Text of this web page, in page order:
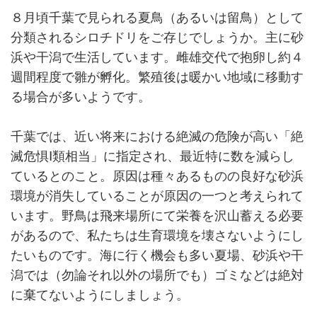
８月頃千葉で見られる夏鳥（あるいは留鳥）として
分類されるシロチドリをご存じでしょうか。主に砂
浜や干潟で生活しています。雌雄交代で抱卵し約４
週間程度で雛が孵化。繁殖後は暖かい地域に移動す
る場合が多いようです。
千葉では、近い将来における絶滅の危険が高い「絶
滅危惧Ⅰ類相当」に指定され、最近特に数を減らし
ているとのこと。原因は種々あるものの良好な砂浜
環境が消失していることが原因の一つと考えられて
います。野鳥は飛来場所にて栄養を沢山蓄える必要
があるので、私たちは生育環境を壊さないようにし
たいものです。海に行く機会も多い夏場、砂浜や干
潟では（勿論それ以外の場所でも）ゴミなどは絶対
に棄てないようにしましょう。